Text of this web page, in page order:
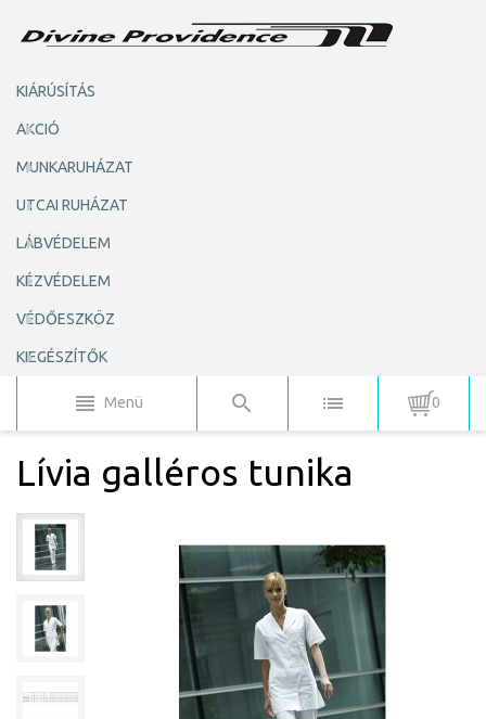
KIÁRÚSÍTÁS
AKCIÓ
MUNKARUHÁZAT
UTCAI RUHÁZAT
LÁBVÉDELEM
KÉZVÉDELEM
VÉDŐESZKÖZ
KIEGÉSZÍTŐK
Menü 0
Lívia galléros tunika